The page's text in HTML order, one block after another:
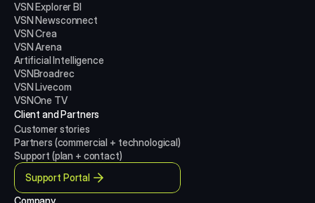
VSN Explorer BI
VSN Newsconnect
VSN Crea
VSN Arena
Artificial Intelligence
VSNBroadrec
VSN Livecom
VSNOne TV
Client and Partners
Customer stories
Partners (commercial + technological)
Support (plan + contact)
Support Portal
Company